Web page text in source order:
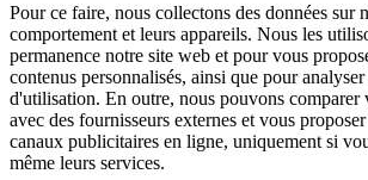
Pour ce faire, nous collectons des données sur
comportement et leurs appareils. Nous les
permanence notre site web et pour vous
contenus personnalisés, ainsi que pour
d'utilisation. En outre, nous pouvons comparer
avec des fournisseurs externes et vous
canaux publicitaires en ligne, uniquement si
même leurs services.